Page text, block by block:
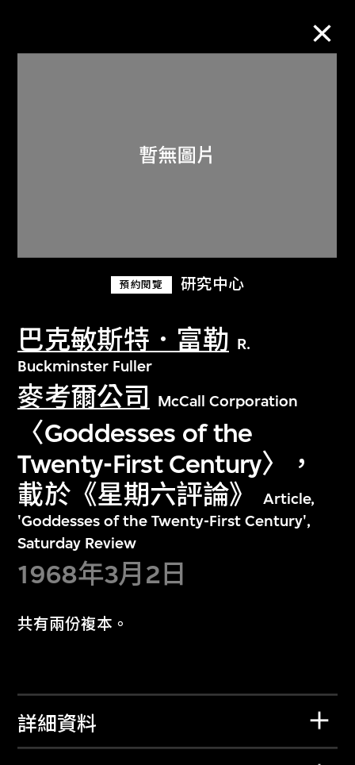
預約閱覽 研究中心
巴克敏斯特．富勒 R.
Buckminster Fuller
麥考爾公司 McCall Corporation
〈Goddesses of the
Twenty-First Century〉，
載於《星期六評論》
Article,
'Goddesses of the Twenty-First Century',
Saturday Review
1968年3月2日
共有兩份複本。
詳細資料
關於M+藏品
探索世界頂級的二十及二十一世紀視覺
文化藏品。